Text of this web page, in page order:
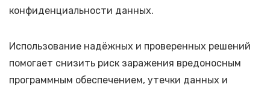
конфиденциальности данных.
Использование надёжных и проверенных решений
помогает снизить риск заражения вредоносным
программным обеспечением, утечки данных и